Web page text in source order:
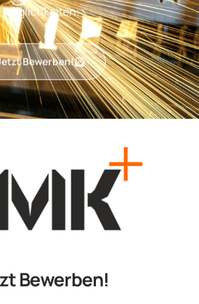
Möglichkeiten:
Bewerben!
Bewerben!